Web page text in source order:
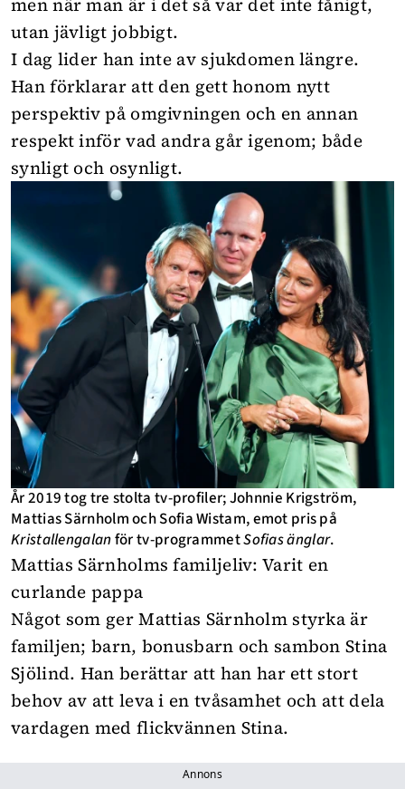
men när man är i det så var det inte fånigt,
utan jävligt jobbigt.
I dag lider han inte av sjukdomen längre.
Han förklarar att den gett honom nytt
perspektiv på omgivningen och en annan
respekt inför vad andra går igenom; både
synligt och osynligt.
År 2019 tog tre stolta tv-profiler; Johnnie Krigström,
Mattias Särnholm och Sofia Wistam, emot pris på
Kristallengalanför tv-programmetSofias änglar.
Mattias Särnholms familjeliv: Varit en
curlande pappa
Något som ger Mattias Särnholm styrka är
familjen; barn, bonusbarn och sambon Stina
Sjölind. Han berättar att han har ett stort
behov av att leva i en tvåsamhet och att dela
vardagen med flickvännen Stina.
Annons